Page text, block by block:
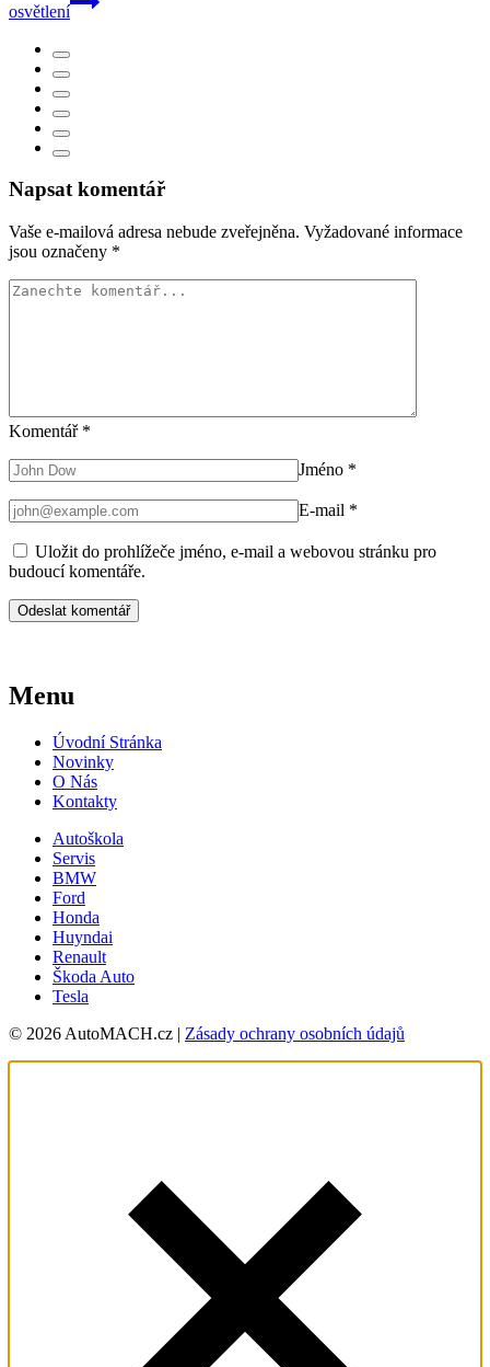
osvětlení
Napsat komentář
Vaše e-mailová adresa nebude zveřejněna. Vyžadované informace
jsou označeny *
Komentář *
Jméno *
E-mail *
Uložit do prohlížeče jméno, e-mail a webovou stránku pro
budoucí komentáře.
Menu
Úvodní Stránka
Novinky
O Nás
Kontakty
Autoškola
Servis
BMW
Ford
Honda
Huyndai
Renault
Škoda Auto
Tesla
© 2026 AutoMACH.cz | Zásady ochrany osobních údajů